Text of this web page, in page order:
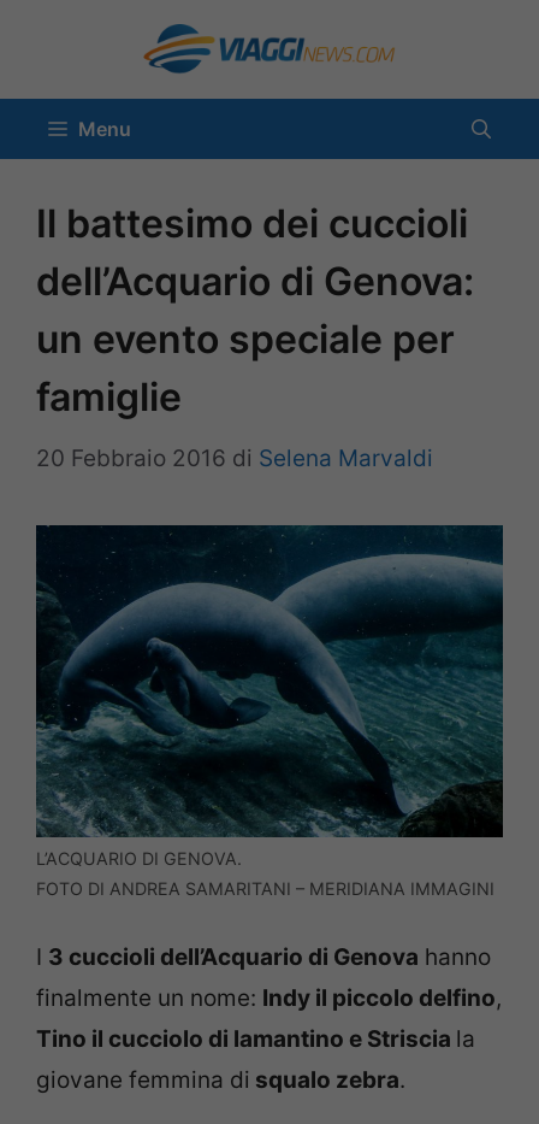
contenuto
Menu
Il battesimo dei cuccioli
dell’Acquario di Genova:
un evento speciale per
famiglie
20 Febbraio 2016 di Selena Marvaldi
L’ACQUARIO DI GENOVA.
FOTO DI ANDREA SAMARITANI – MERIDIANA IMMAGINI
I 3 cuccioli dell’Acquario di Genova hanno
finalmente un nome: Indy il piccolo delfino,
Tino il cucciolo di lamantino e Striscia la
giovane femmina di squalo zebra.